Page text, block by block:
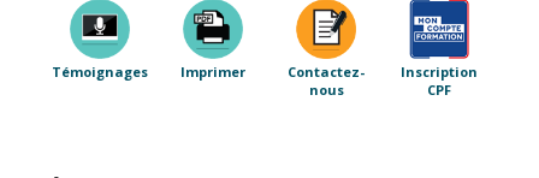
Témoignages Imprimer
Contactez-
nous
Inscription
CPF